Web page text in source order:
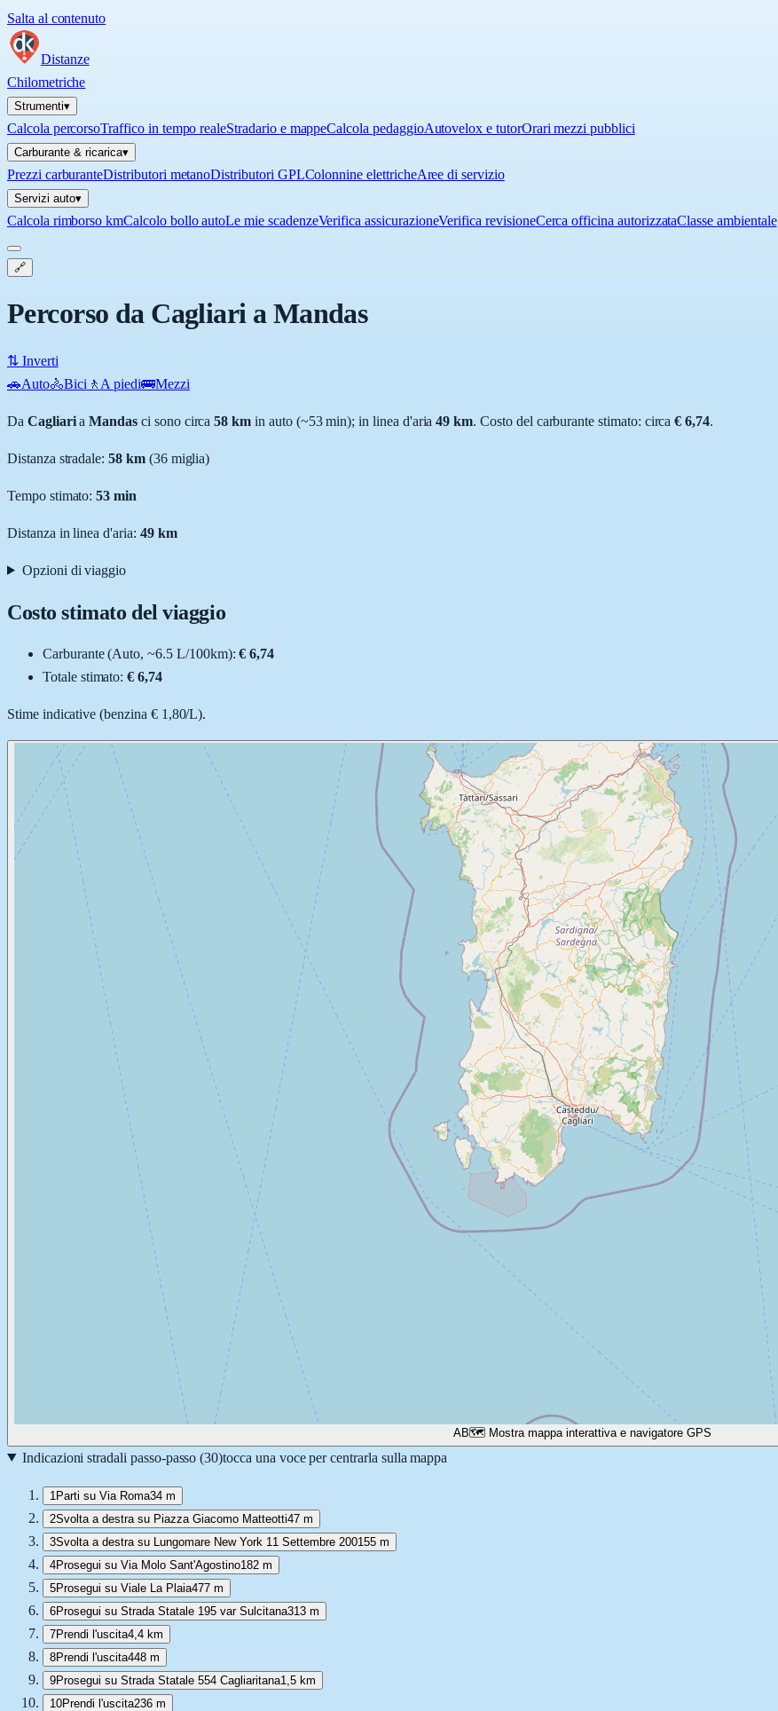
Salta al contenuto
Distanze
Chilometriche
Strumenti▾
Calcola percorsoTraffico in tempo realeStradario e mappeCalcola pedaggioAutovelox e tutorOrari mezzi pubblici
Carburante & ricarica▾
Prezzi carburanteDistributori metanoDistributori GPLColonnine elettricheAree di servizio
Servizi auto▾
Calcola rimborso kmCalcolo bollo autoLe mie scadenzeVerifica assicurazioneVerifica revisioneCerca officina autorizzataClasse ambientale
🔗
Percorso da Cagliari a Mandas
⇅ Inverti
🚗Auto🚴Bici 🚶 A piedi🚌Mezzi
Da CagliariaMandas ci sono circa 58 km in auto (~53 min); in linea d'aria49 km. Costo del carburante stimato: circa € 6,74.
Distanza stradale:58 km (36miglia)
Tempo stimato:53 min
Distanza in linea d'aria: 49km
Opzioni di viaggio
Costo stimato del viaggio
Carburante (Auto, ~6.5 L/100km): € 6,74
Totale stimato:€ 6,74
Stime indicative (benzina € 1,80/L).
AB🗺️ Mostra mappa interattiva e navigatore GPS
Indicazioni stradali passo-passo (30)tocca una voce per centrarla sulla mappa
1 Parti su Via Roma34 m
2Svolta a destra su Piazza Giacomo Matteotti47 m
3Svolta a destra su Lungomare New York 11 Settembre 200155 m
4Prosegui su Via Molo Sant'Agostino182 m
5Prosegui su Viale La Plaia477 m
6Prosegui su Strada Statale 195 var Sulcitana313 m
7Prendi l'uscita4,4 km
8Prendi l'uscita448 m
9Prosegui su Strada Statale 554 Cagliaritana1,5 km
10Prendi l'uscita236 m